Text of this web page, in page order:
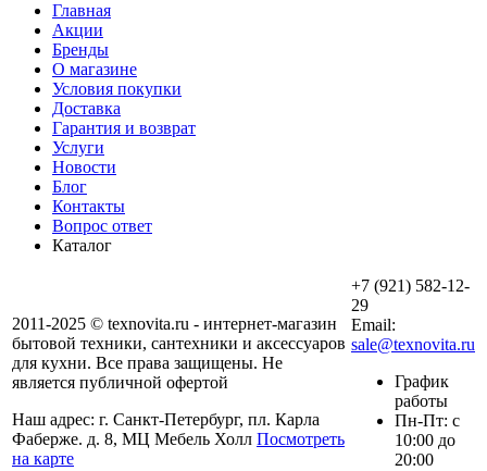
Главная
Акции
Бренды
О магазине
Условия покупки
Доставка
Гарантия и возврат
Услуги
Новости
Блог
Контакты
Вопрос ответ
Каталог
2011-2025 © texnovita.ru - интернет-магазин
бытовой техники, сантехники и аксессуаров
для кухни. Все права защищены. Не
является публичной офертой
Наш адрес: г. Санкт-Петербург, пл. Карла
Фаберже. д. 8, МЦ Мебель Холл Посмотреть
на карте
+7 (921) 582-12-
29
Email:
sale@texnovita.ru
График
работы
Пн-Пт: с
10:00 до
20:00